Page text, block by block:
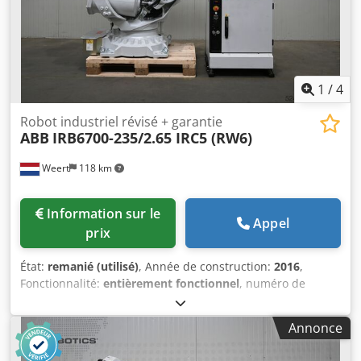
12 Charge utile (kg) : 45 Portée (mm) : 2050 Répétabilité
(mm) : ± 0,05 Axes contrôlés : 6 axes Type d’installation : au
sol, montage inversé Poids (kg) : 425 Contrôleur : IRC5
Année de fabrication du boîtier : 04/2019 Longueur du
câble RCC (m) : 14 Pupitre de commande : DSQC679
Longueur du câble du pupitre de commande (m) : 15
1 /4
Weert 118 km
Robot industriel révisé + garantie
ABB IRB6700-235/2.65 IRC5 (RW6)
prix
Appel
État: remanié (utilisé), Année de construction: 2016,
Fonctionnalité: entièrement fonctionnel, numéro de
IRB6700-235/2.65 IRC5 (RW6)
de charge:235 kg, portée du bras:2 650 mm, fabricant de
contrôleurs:ABB
, fabricant de
pupitres de commande:
Annonce